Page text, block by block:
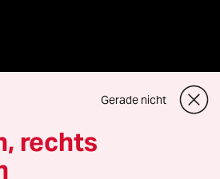
Gerade nicht
rechts